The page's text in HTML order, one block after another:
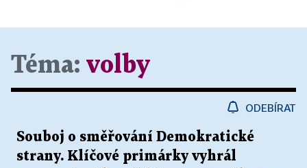
Téma: volby
ODEBÍRAT
Souboj o směřování Demokratické
strany. Klíčové primárky vyhrál